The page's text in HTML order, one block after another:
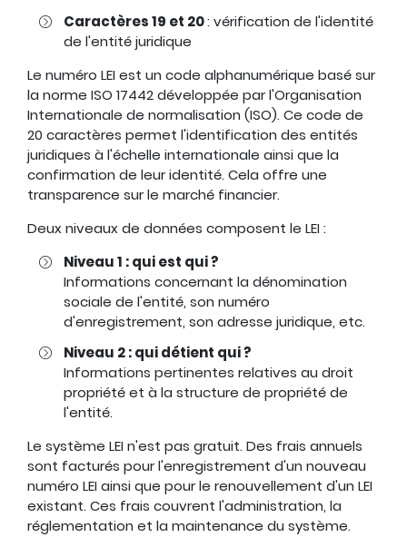
Caractères 19 et 20: vérification de l'identité
de l'entité juridique
Le numéro LEI est un code alphanumérique basé sur
la norme ISO 17442 développée par l'Organisation
Internationale de normalisation (ISO). Ce code de
20 caractères permet l'identification des entités
juridiques à l'échelle internationale ainsi que la
confirmation de leur identité. Cela offre une
transparence sur le marché financier.
Deux niveaux de données composent le LEI :
Niveau 1 : qui est qui ?
Informations concernant la dénomination
sociale de l'entité, son numéro
d'enregistrement, son adresse juridique, etc.
Niveau 2 : qui détient qui ?
Informations pertinentes relatives au droit
propriété et à la structure de propriété de
l'entité.
Le système LEI n'est pas gratuit. Des frais annuels
sont facturés pour l'enregistrement d'un nouveau
numéro LEI ainsi que pour le renouvellement d'un LEI
existant. Ces frais couvrent l'administration, la
réglementation et la maintenance du système.